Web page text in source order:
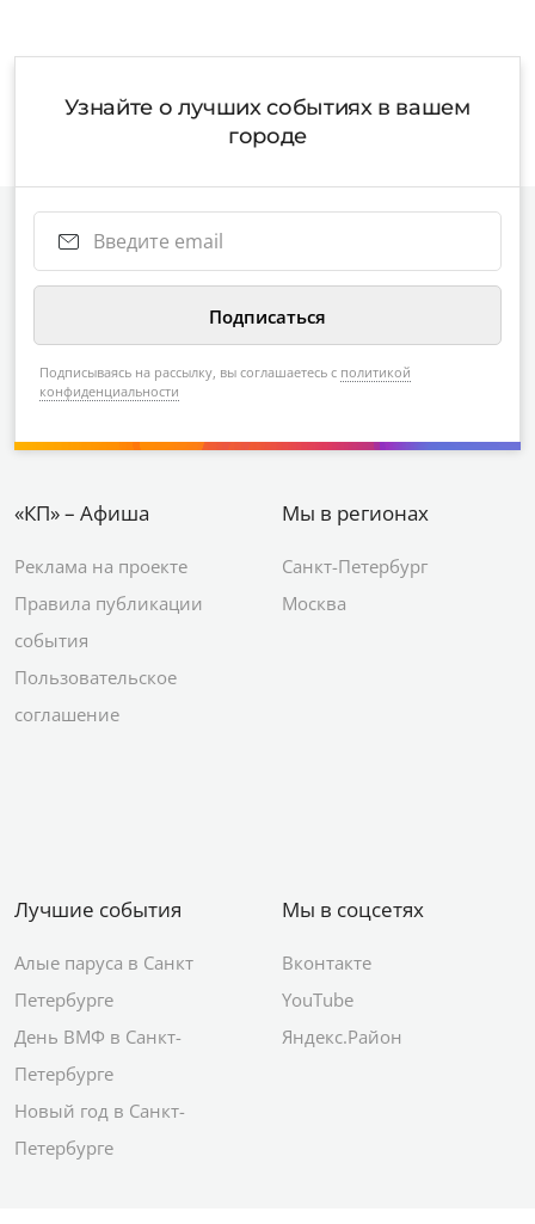
Узнайте о лучших событиях в вашем
городе
Подписываясь на рассылку, вы соглашаетесь с политикой
конфиденциальности
«КП» – Афиша
Реклама на проекте
Правила публикации
события
Пользовательское
соглашение
Мы в регионах
Санкт-Петербург
Москва
Лучшие события
Алые паруса в Санкт
Петербурге
День ВМФ в Санкт-
Петербурге
Новый год в Санкт-
Петербурге
Мы в соцсетях
Вконтакте
YouTube
Яндекс.Район